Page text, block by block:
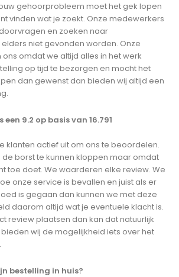
gehoorprobleem moet het gek lopen
vinden wat je zoekt. Onze medewerkers
en zoeken naar
niet gevonden worden. Onze
omdat we altijd alles in het werk
op tijd te bezorgen en mocht het
dan gewenst dan bieden wij altijd een
9.2 op basis van 16.791
klanten actief uit om ons te beoordelen.
de borst te kunnen kloppen maar omdat
toe doet. We waarderen elke review. We
onze service is bevallen en juist als er
is gegaan dan kunnen we met deze
daarom altijd wat je eventuele klacht is.
review plaatsen dan kan dat natuurlijk
wij de mogelijkheid iets over het
bestelling in huis?